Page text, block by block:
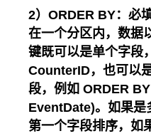
2）ORDER BY：必
在一个分区内，数据
键既可以是单个字段
CounterID，也可以
段，例如 ORDER
EventDate)。如果是
第一个字段排序，如